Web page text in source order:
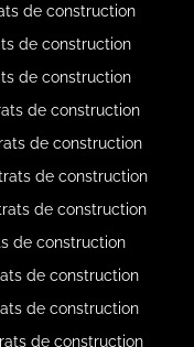
de construction
de construction
de construction
de construction
de construction
de construction
de construction
de construction
de construction
de construction
de construction